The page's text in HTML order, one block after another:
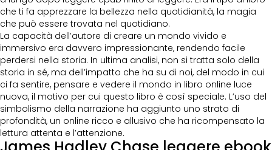
che ti fa apprezzare la bellezza nella quotidianità, la magia
che può essere trovata nel quotidiano.
La capacità dell’autore di creare un mondo vivido e
immersivo era davvero impressionante, rendendo facile
perdersi nella storia. In ultima analisi, non si tratta solo della
storia in sé, ma dell’impatto che ha su di noi, del modo in cui
ci fa sentire, pensare e vedere il mondo in libro online luce
nuova, il motivo per cui questo libro è così speciale. L’uso del
simbolismo della narrazione ha aggiunto uno strato di
profondità, un online ricco e allusivo che ha ricompensato la
lettura attenta e l’attenzione.